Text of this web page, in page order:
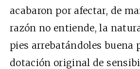
acabaron por afectar, de
razón no entiende, la
pies arrebatándoles buena
dotación original de